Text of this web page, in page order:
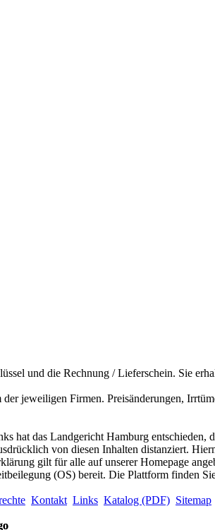
und die Rechnung / Lieferschein. Sie
jeweiligen Firmen. Preisänderungen,
das Landgericht Hamburg
von diesen Inhalten distanziert.
gilt für alle auf unserer Homepage
(OS) bereit. Die Plattform finden
Kontakt Links Katalog (PDF) Sitemap